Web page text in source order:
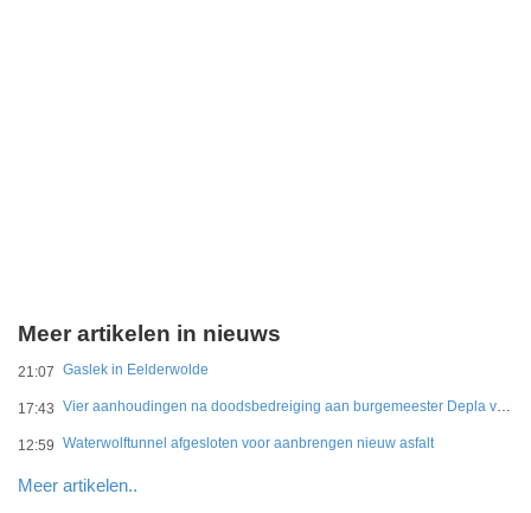
Meer artikelen in nieuws
21:07 Gaslek in Eelderwolde
17:43 Vier aanhoudingen na doodsbedreiging aan burgemeester Depla van Breda
12:59 Waterwolftunnel afgesloten voor aanbrengen nieuw asfalt
Meer artikelen..